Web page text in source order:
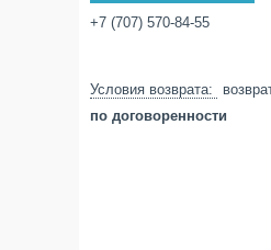
+7 (707) 570-84-55
по договоренности